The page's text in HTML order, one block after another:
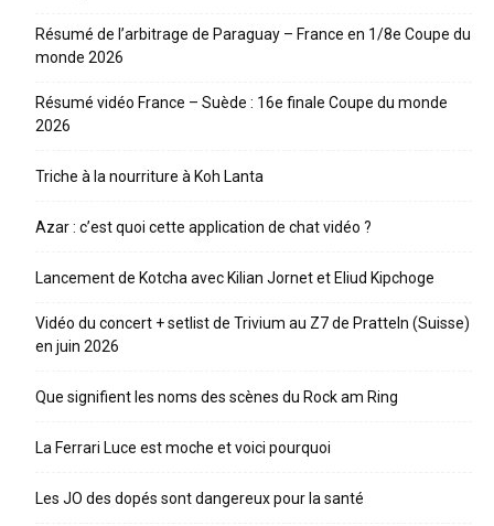
Résumé de l’arbitrage de Paraguay – France en 1/8e Coupe du
monde 2026
Résumé vidéo France – Suède : 16e finale Coupe du monde
2026
Triche à la nourriture à Koh Lanta
Azar : c’est quoi cette application de chat vidéo ?
Lancement de Kotcha avec Kilian Jornet et Eliud Kipchoge
Vidéo du concert + setlist de Trivium au Z7 de Pratteln (Suisse)
en juin 2026
Que signifient les noms des scènes du Rock am Ring
La Ferrari Luce est moche et voici pourquoi
Les JO des dopés sont dangereux pour la santé